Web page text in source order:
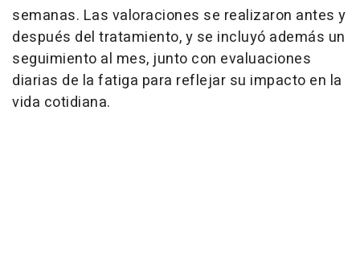
semanas. Las valoraciones se realizaron antes y
después del tratamiento, y se incluyó además un
seguimiento al mes, junto con evaluaciones
diarias de la fatiga para reflejar su impacto en la
vida cotidiana.